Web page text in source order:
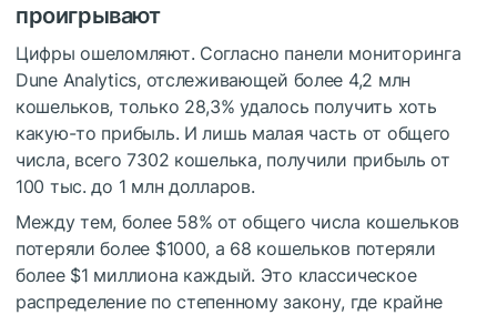
проигрывают
Цифры ошеломляют. Согласно панели мониторинга
Dune Analytics, отслеживающей более 4,2 млн
кошельков, только 28,3% удалось получить хоть
какую-то прибыль. И лишь малая часть от общего
числа, всего 7302 кошелька, получили прибыль от
100 тыс. до 1 млн долларов.
Между тем, более 58% от общего числа кошельков
потеряли более $1000, а 68 кошельков потеряли
более $1 миллиона каждый. Это классическое
распределение по степенному закону, где крайне